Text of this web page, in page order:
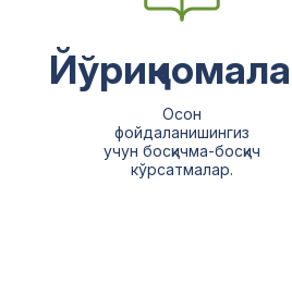
Осон
фойдаланишингиз
учун босқичма-босқич
кўрсатмалар.